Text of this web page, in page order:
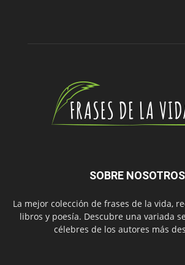
SOBRE NOSOTROS
La mejor colección de frases de la vida,
libros y poesía. Descubre una variada
célebres de los autores más